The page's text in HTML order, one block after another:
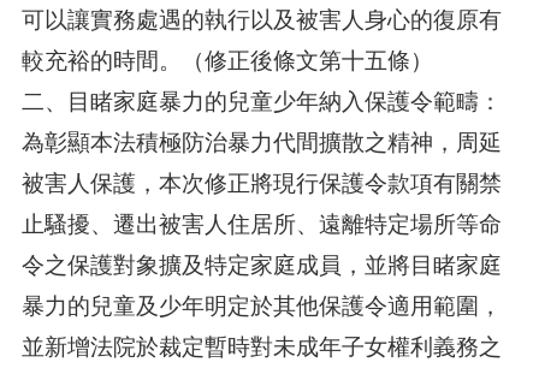
可以讓實務處遇的執行以及被害人身心的復原有
較充裕的時間。（修正後條文第十五條）
二、目睹家庭暴力的兒童少年納入保護令範疇：
為彰顯本法積極防治暴力代間擴散之精神，周延
被害人保護，本次修正將現行保護令款項有關禁
止騷擾、遷出被害人住居所、遠離特定場所等命
令之保護對象擴及特定家庭成員，並將目睹家庭
暴力的兒童及少年明定於其他保護令適用範圍，
並新增法院於裁定暫時對未成年子女權利義務之